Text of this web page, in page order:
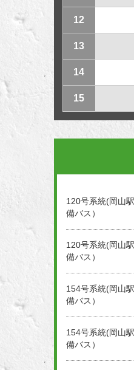
12
13
14
15
120号系統(岡山
備バス）
120号系統(岡山
備バス）
154号系統(岡山
備バス）
154号系統(岡山
備バス）